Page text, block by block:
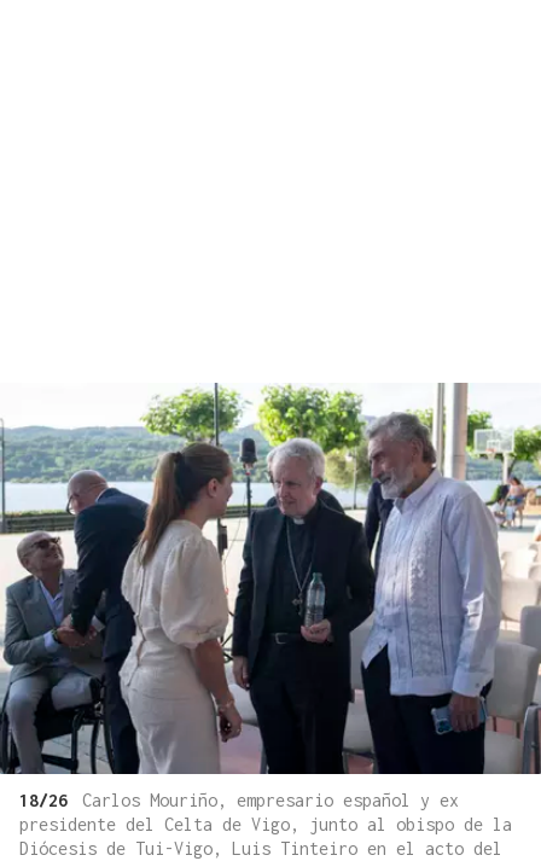
18/26
Carlos Mouriño, empresario español y ex
presidente del Celta de Vigo, junto al obispo de la
Diócesis de Tui-Vigo, Luis Tinteiro en el acto del